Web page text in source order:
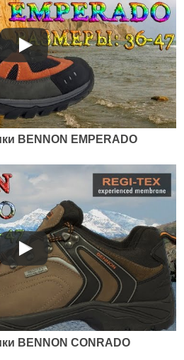
BENNON EMPERADO
BENNON CONRADO